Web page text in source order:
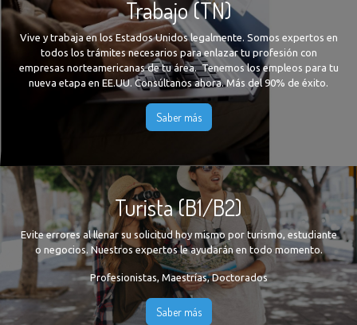
Trabajo (TN)
Vive y trabaja en los Estados Unidos legalmente. Somos expertos en
todos los trámites necesarios para enlazar tu profesión con
empresas norteamericanas de tu área. Tenemos los empleos para tu
nueva etapa en EE.UU. Consúltanos ahora. Más del 90% de éxito.
Saber más
Turista (B1/B2)
Evite errores al llenar su solicitud hoy mismo por turismo, estudiante
o negocios. Nuestros expertos le ayudarán en todo momento.
Profesionistas, Maestrías, Doctorados
Saber más